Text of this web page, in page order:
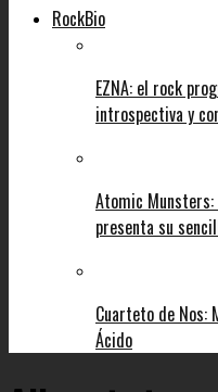
RockBio
EZNA: el rock
introspectiva y
Atomic
presenta su
Cuarteto de Nos:
Ácido